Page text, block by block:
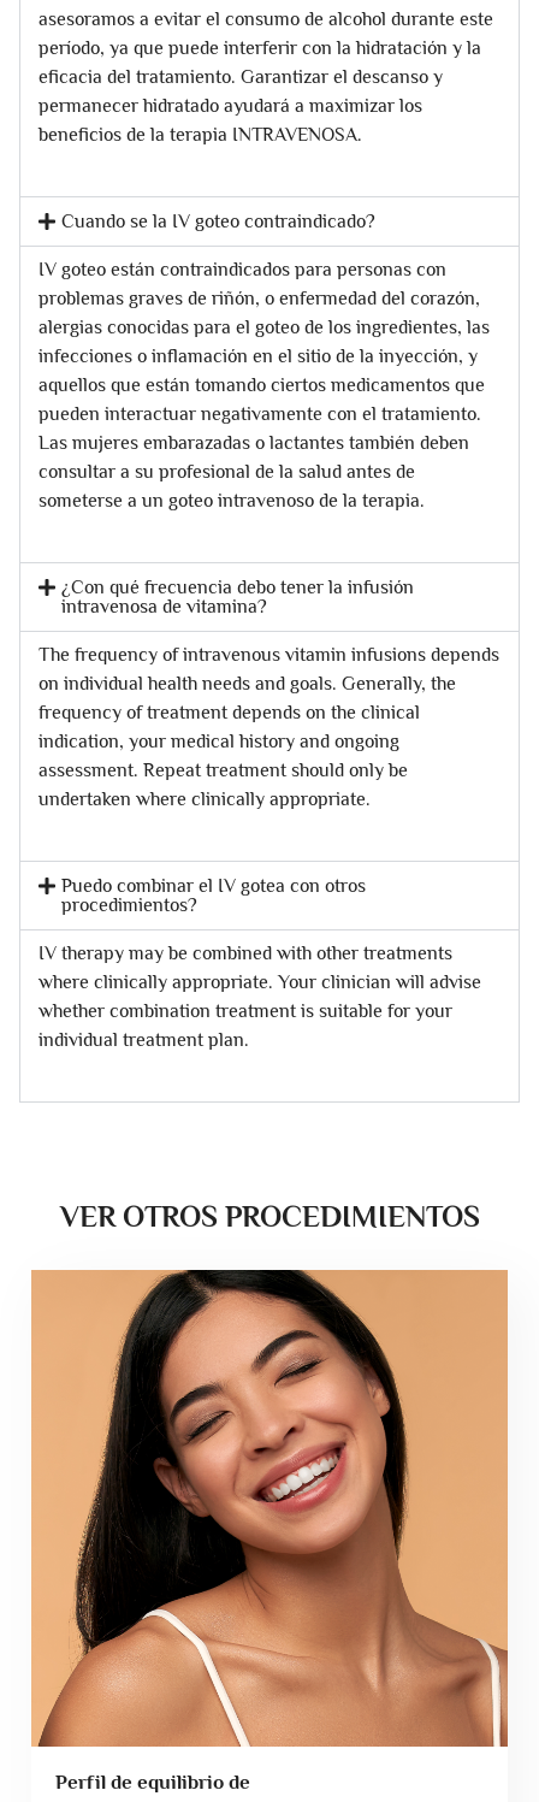
asesoramos a evitar el consumo de alcohol durante este
período, ya que puede interferir con la hidratación y la
eficacia del tratamiento. Garantizar el descanso y
permanecer hidratado ayudará a maximizar los
beneficios de la terapia INTRAVENOSA.
Cuando se la IV goteo contraindicado?
IV goteo están contraindicados para personas con
problemas graves de riñón, o enfermedad del corazón,
alergias conocidas para el goteo de los ingredientes, las
infecciones o inflamación en el sitio de la inyección, y
aquellos que están tomando ciertos medicamentos que
pueden interactuar negativamente con el tratamiento.
Las mujeres embarazadas o lactantes también deben
consultar a su profesional de la salud antes de
someterse a un goteo intravenoso de la terapia.
¿Con qué frecuencia debo tener la infusión
intravenosa de vitamina?
The frequency of intravenous vitamin infusions depends
on individual health needs and goals. Generally, the
frequency of treatment depends on the clinical
indication, your medical history and ongoing
assessment. Repeat treatment should only be
undertaken where clinically appropriate.
Puedo combinar el IV gotea con otros
procedimientos?
IV therapy may be combined with other treatments
where clinically appropriate. Your clinician will advise
whether combination treatment is suitable for your
individual treatment plan.
VER OTROS PROCEDIMIENTOS
Perfil de equilibrio de